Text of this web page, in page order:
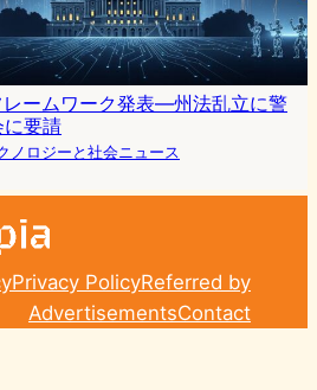
レームワーク発表—州法乱立に警
要請
ノロジーと社会ニュース
Privacy PolicyReferred by
AdvertisementsContact